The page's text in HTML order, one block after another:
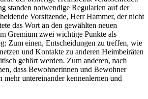
standen notwendige Regularien auf der
Vorsitzende, Herr Hammer, der nicht
das Wort an den gewählten neuen
Gremium zwei wichtige Punkte als
Zum einen, Entscheidungen zu treffen, wie
und Kontakte zu anderen Heimbeiräten
gehört werden. Zum anderen, nach
dass Bewohnerinnen und Bewohner
mehr untereinander kennenlernen und